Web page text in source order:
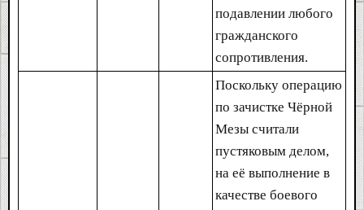
подавлении любого
гражданского
сопротивления.
Поскольку операцию
по зачистке Чёрной
Мезы считали
пустяковым делом,
на её выполнение в
качестве боевого